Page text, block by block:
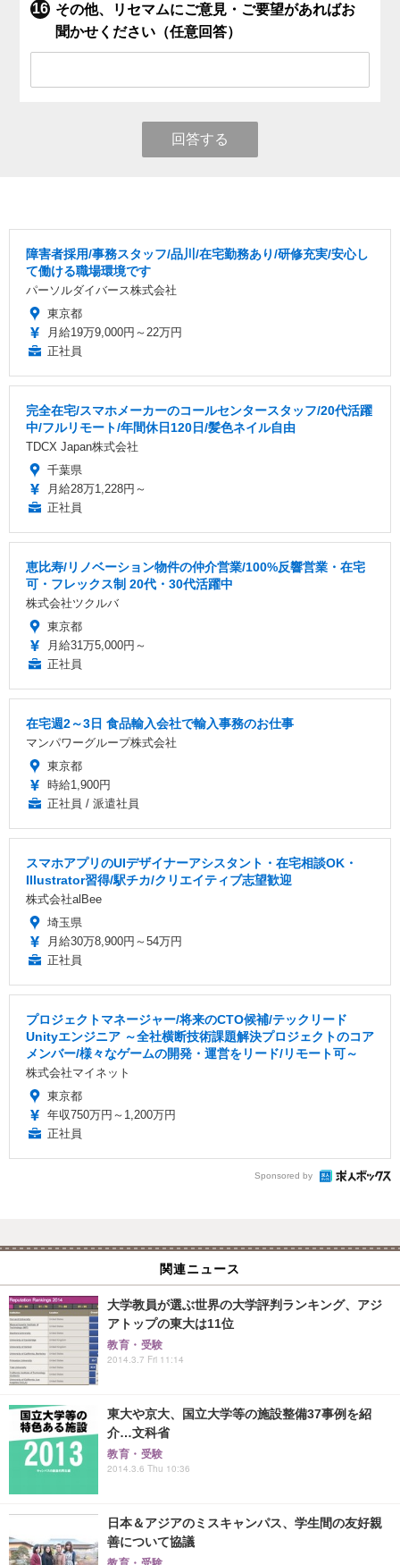
その他、リセマムにご意見・ご要望があればお
聞かせください（任意回答）
回答する
障害者採用/事務スタッフ/品川/在宅勤務あり/研修充実/安心し
て働ける職場環境です
パーソルダイバース株式会社
東京都
月給19万9,000円～22万円
正社員
完全在宅/スマホメーカーのコールセンタースタッフ/20代活躍
中/フルリモート/年間休日120日/髪色ネイル自由
TDCX Japan株式会社
千葉県
月給28万1,228円～
正社員
恵比寿/リノベーション物件の仲介営業/100%反響営業・在宅
可・フレックス制 20代・30代活躍中
株式会社ツクルバ
東京都
月給31万5,000円～
正社員
在宅週2～3日 食品輸入会社で輸入事務のお仕事
マンパワーグループ株式会社
東京都
時給1,900円
正社員 / 派遣社員
スマホアプリのUIデザイナーアシスタント・在宅相談OK・
Illustrator習得/駅チカ/クリエイティブ志望歓迎
株式会社alBee
埼玉県
月給30万8,900円～54万円
正社員
プロジェクトマネージャー/将来のCTO候補/テックリード
Unityエンジニア ～全社横断技術課題解決プロジェクトのコア
メンバー/様々なゲームの開発・運営をリード/リモート可～
株式会社マイネット
東京都
年収750万円～1,200万円
正社員
Sponsored by
関連ニュース
大学教員が選ぶ世界の大学評判ランキング、アジ
アトップの東大は11位
教育・受験
2014.3.7 Fri 11:14
東大や京大、国立大学等の施設整備37事例を紹
介…文科省
教育・受験
2014.3.6 Thu 10:36
日本＆アジアのミスキャンパス、学生間の友好親
善について協議